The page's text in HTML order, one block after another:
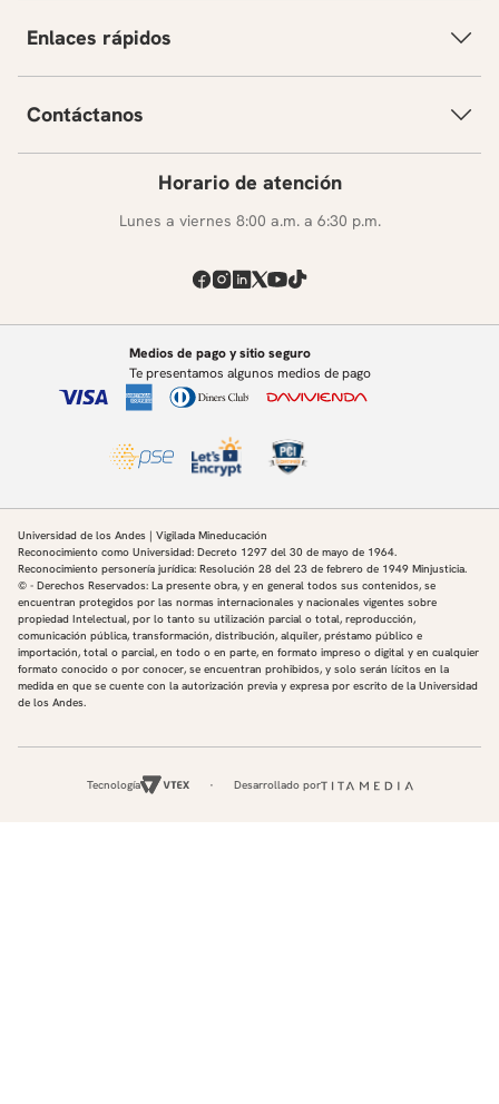
Enlaces rápidos
Contáctanos
Horario de atención
Lunes a viernes 8:00 a.m. a 6:30 p.m.
Medios de pago y sitio seguro
Te presentamos algunos medios de pago
Universidad de los Andes | Vigilada Mineducación
Reconocimiento como Universidad: Decreto 1297 del 30 de mayo de 1964.
Reconocimiento personería jurídica: Resolución 28 del 23 de febrero de 1949 Minjusticia.
© - Derechos Reservados: La presente obra, y en general todos sus contenidos, se
encuentran protegidos por las normas internacionales y nacionales vigentes sobre
propiedad Intelectual, por lo tanto su utilización parcial o total, reproducción,
comunicación pública, transformación, distribución, alquiler, préstamo público e
importación, total o parcial, en todo o en parte, en formato impreso o digital y en cualquier
formato conocido o por conocer, se encuentran prohibidos, y solo serán lícitos en la
medida en que se cuente con la autorización previa y expresa por escrito de la Universidad
de los Andes.
Tecnología Desarrollado por